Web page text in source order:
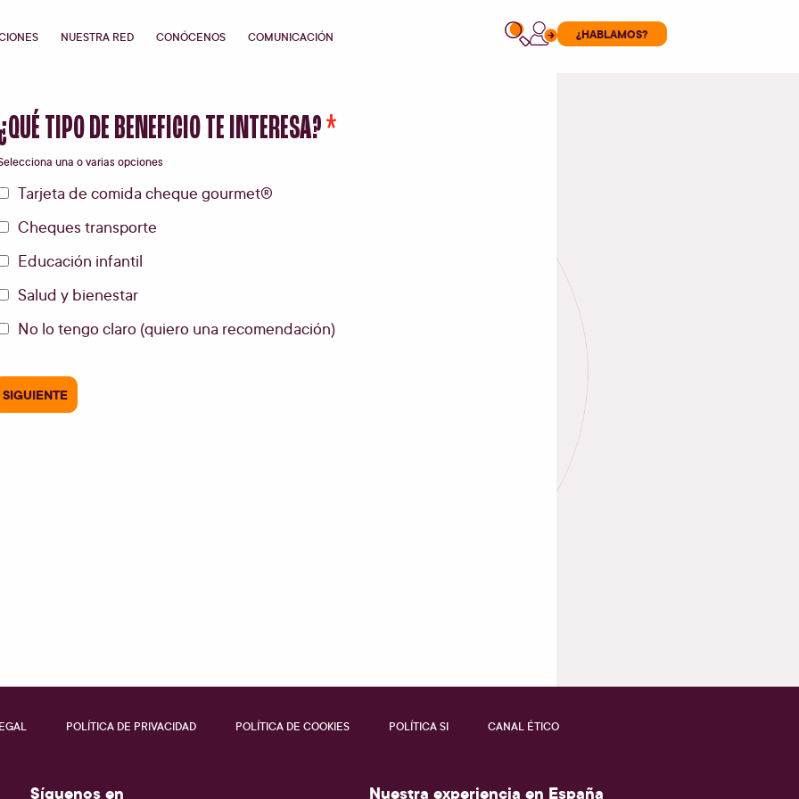
NUESTRA RED CONÓCENOS COMUNICACIÓN ¿HABLAMOS?
TIPO DE BENEFICIO TE INTERESA?
una o varias opciones
Tarjeta de comida cheque gourmet®
Cheques transporte
Educación infantil
Salud y bienestar
No lo tengo claro (quiero una recomendación)
SIGUIENTE
POLÍTICA DE PRIVACIDAD POLÍTICA DE COOKIES POLÍTICA SI CANAL ÉTICO
Síguenos en Nuestra experiencia en España